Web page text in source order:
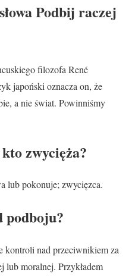
Podbij raczej
filozofa René
japoński oznacza on, że
a nie świat. Powinniśmy
zwycięża?
lub pokonuje; zwycięzca.
podboju?
kontroli nad przeciwnikiem za
lub moralnej. Przykładem